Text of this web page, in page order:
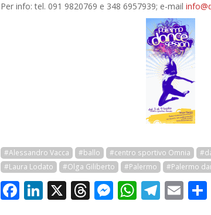
Per info: tel. 091 9820769 e 348 6957939; e-mail
#Alessandro Vacca #ballo #centro sportivo Omnia
#Laura Lodato
#Olga Giliberto #Palermo #Palermo
Facebook
LinkedIn
X Threads
Messenger